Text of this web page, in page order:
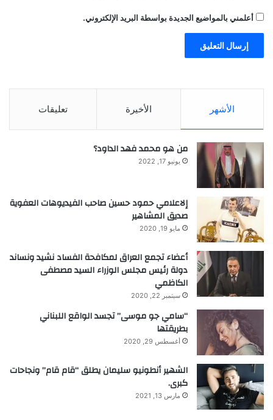
أعلمني بالمواضيع الجديدة بواسطة البريد الإلكتروني.
الأشهر الأخيرة تعليقات
من هو محمد فهد الداود؟
يونيو 17, 2022
إلاعلامي حمود حسين صاحب الفيديوهات العفوية
صديق المشاهير
مايو 19, 2020
أعضاء تجمع العراق لمكافحة الفساد نشيد ونساند
دولة رئيس مجلس الوزراء السيد مصطفى
الكاظمي
سبتمبر 22, 2020
“سامي جو موسى” تجسد الواقع اللبناني
بطريقتها
أغسطس 29, 2020
الشهير أنطونيو سليمان يطلق “قام قام” ونجاحات
كبرى.
مارس 13, 2021